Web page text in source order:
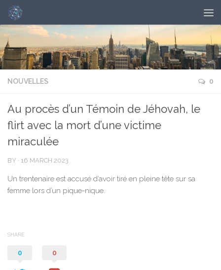
NOUVELLES 0
Au procès d’un Témoin de Jéhovah, le
flirt avec la mort d’une victime
miraculée
BY · 16 MARCH 2023
Un trentenaire est accusé d’avoir tiré en pleine tête sur sa
femme lors d’un pique-nique.
SHARE
0 0